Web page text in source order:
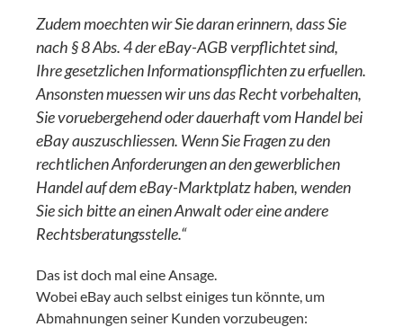
Zudem moechten wir Sie daran erinnern, dass Sie
nach § 8 Abs. 4 der eBay-AGB verpflichtet sind,
Ihre gesetzlichen Informationspflichten zu erfuellen.
Ansonsten muessen wir uns das Recht vorbehalten,
Sie voruebergehend oder dauerhaft vom Handel bei
eBay auszuschliessen. Wenn Sie Fragen zu den
rechtlichen Anforderungen an den gewerblichen
Handel auf dem eBay-Marktplatz haben, wenden
Sie sich bitte an einen Anwalt oder eine andere
Rechtsberatungsstelle.“
Das ist doch mal eine Ansage.
Wobei eBay auch selbst einiges tun könnte, um
Abmahnungen seiner Kunden vorzubeugen: